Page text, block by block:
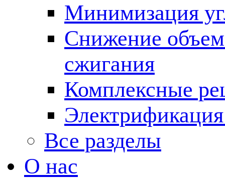
Минимизация
Снижение
сжигания
Комплексные
Все разделы
О нас